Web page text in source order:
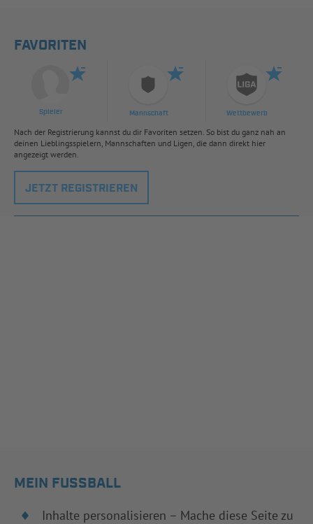
FAVORITEN
Spieler Mannschaft Wettbewerb
Nach der Registrierung kannst du dir Favoriten setzen. So bist du ganz nah an
deinen Lieblingsspielern, Mannschaften und Ligen, die dann direkt hier
angezeigt werden.
JETZT REGISTRIEREN
MEIN FUSSBALL
Inhalte personalisieren – Mache diese Seite zu